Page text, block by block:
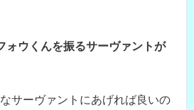
ォウくんを振るサーヴァントが
サーヴァントにあげれば良いの